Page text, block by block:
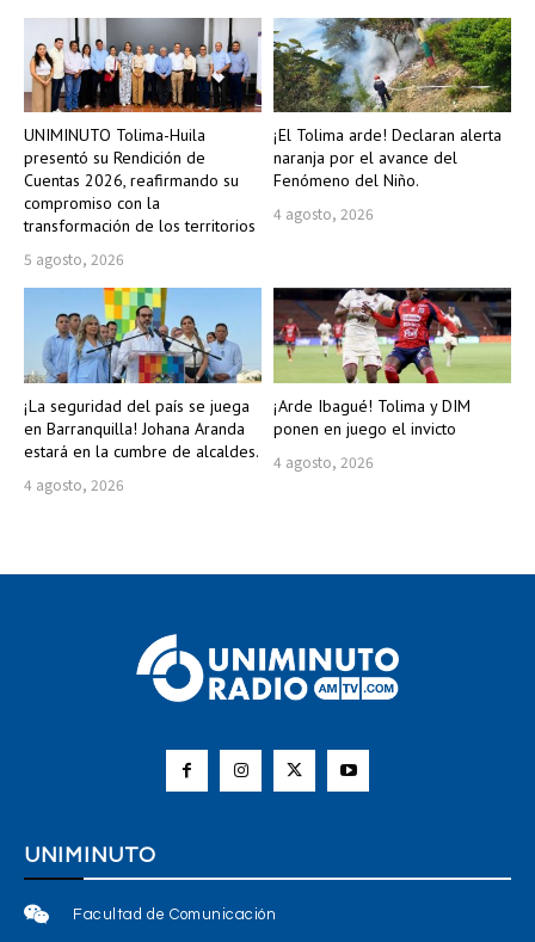
UNIMINUTO Tolima-Huila
presentó su Rendición de
Cuentas 2026, reafirmando su
compromiso con la
transformación de los territorios
5 agosto, 2026
¡El Tolima arde! Declaran alerta
naranja por el avance del
Fenómeno del Niño.
4 agosto, 2026
¡La seguridad del país se juega
en Barranquilla! Johana Aranda
estará en la cumbre de alcaldes.
4 agosto, 2026
¡Arde Ibagué! Tolima y DIM
ponen en juego el invicto
4 agosto, 2026
UNIMINUTO
Facultad de Comunicación